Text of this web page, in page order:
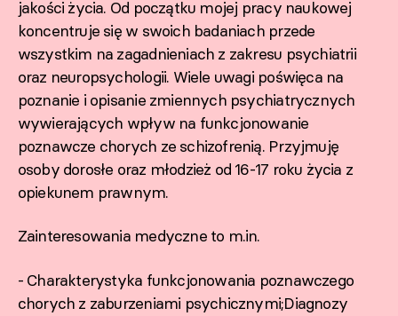
jakości życia. Od początku mojej pracy naukowej
koncentruje się w swoich badaniach przede
wszystkim na zagadnieniach z zakresu psychiatrii
oraz neuropsychologii. Wiele uwagi poświęca na
poznanie i opisanie zmiennych psychiatrycznych
wywierających wpływ na funkcjonowanie
poznawcze chorych ze schizofrenią. Przyjmuję
osoby dorosłe oraz młodzież od 16-17 roku życia z
opiekunem prawnym.
Zainteresowania medyczne to m.in.
- Charakterystyka funkcjonowania poznawczego
chorych z zaburzeniami psychicznymi;Diagnozy